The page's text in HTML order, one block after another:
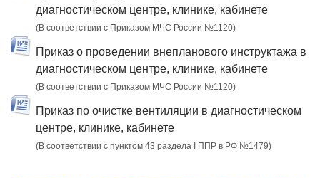
диагностическом центре, клинике, кабинете
(В соответствии с Приказом МЧС России №1120)
Приказ о проведении внепланового инструктажа в
диагностическом центре, клинике, кабинете
(В соответствии с Приказом МЧС России №1120)
Приказ по очистке вентиляции в диагностическом
центре, клинике, кабинете
(В соответствии с пунктом 43 раздела I ППР в РФ №1479)